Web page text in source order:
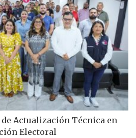
Actualización Técnica en
Electoral